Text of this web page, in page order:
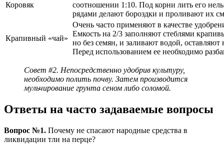
Коровяк
соотношении 1:10. Под корни лить его
рядами делают бороздки и проливают их
Крапивный «чай»
Очень часто применяют в качестве
Емкость на 2/3 заполняют стеблями
но без семян, и заливают водой, оставляют
Перед использованием ее необходимо
Совет #2. Непосредственно удобрив культуру,
необходимо полить почву. Затем производится
мульчирование грунта сеном либо соломой.
Ответы на часто задаваемые вопросы
Вопрос №1. Почему не спасают народные средства в
ликвидации тли на перце?